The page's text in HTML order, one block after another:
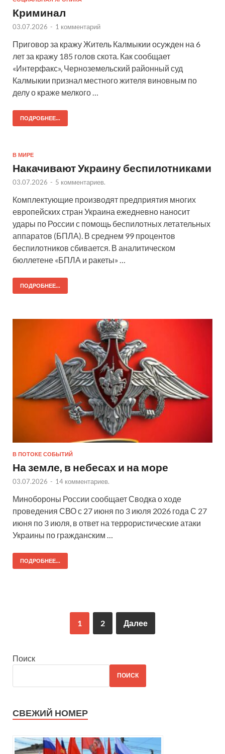
Криминал
03.07.2026 - 1 комментарий
Приговор за кражу Житель Калмыкии осужден на 6
лет за кражу 185 голов скота. Как сообщает
«Интерфакс», Черноземельский районный суд
Калмыкии признал местного жителя виновным по
делу о краже мелкого …
ПОДРОБНЕЕ...
В МИРЕ
Накачивают Украину беспилотниками
03.07.2026 - 5 комментариев.
Комплектующие производят предприятия многих
европейских стран Украина ежедневно наносит
удары по России с помощь беспилотных летательных
аппаратов (БПЛА). В среднем 99 процентов
беспилотников сбивается. В аналитическом
бюллетене «БПЛА и ракеты» …
ПОДРОБНЕЕ...
В ПОТОКЕ СОБЫТИЙ
На земле, в небесах и на море
03.07.2026 - 14 комментариев.
Минобороны России сообщает Сводка о ходе
проведения СВО с 27 июня по 3 июля 2026 года С 27
июня по 3 июля, в ответ на террористические атаки
Украины по гражданским …
ПОДРОБНЕЕ...
1 2 Далее
Поиск
ПОИСК
СВЕЖИЙ НОМЕР